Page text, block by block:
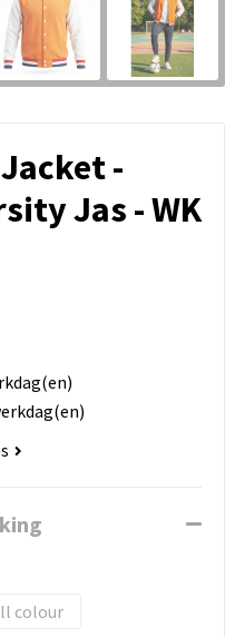
-
Jas - WK
colour